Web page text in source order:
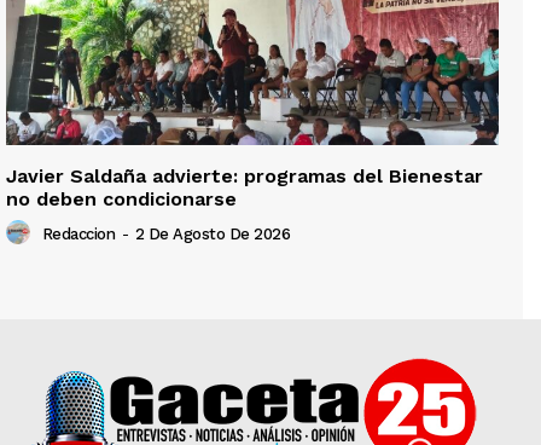
Javier Saldaña advierte: programas del Bienestar
no deben condicionarse
Redaccion - 2 De Agosto De 2026